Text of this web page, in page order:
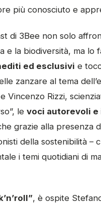
più conosciuto e
di 3Bee non solo
e la biodiversità, ma lo
ed esclusivi e
zanzare al tema
Vincenzo Rizzi,
le voci autorevoli
grazie alla presenza
della sostenibilità –
i temi quotidiani di
, è ospite